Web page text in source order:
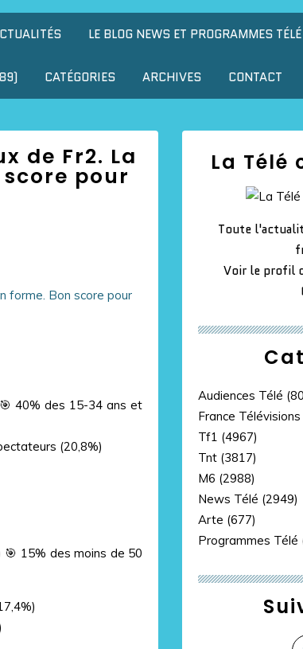
LE BLOG NEWS ET PROGRAMMES TÉLÉ
CATÉGORIES ARCHIVES CONTACT
de Fr2. La
pour
40% des 15-34 ans et
(20,8%)
15% des moins de 50
Audiences Télé
France Télévisions
Tf1 (4967)
Tnt (3817)
M6 (2988)
News Télé (2949)
Arte (677)
Programmes Télé
La Télé
Toute
Voir le profil